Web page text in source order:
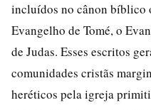
incluídos no cânon bíblico
Evangelho de Tomé, o
de Judas. Esses escritos
comunidades cristãs
heréticos pela igreja